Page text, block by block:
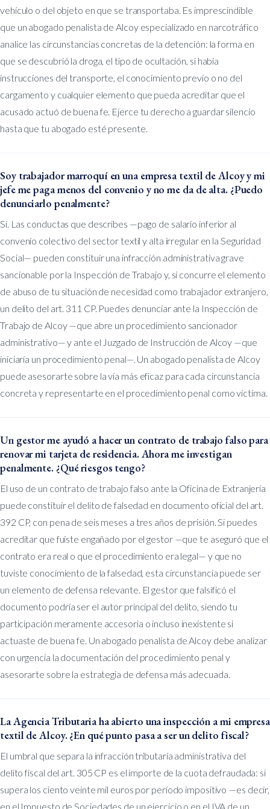
vehículo o del objeto en que se transportaba. Es imprescindible
que un abogado penalista de Alcoy especializado en narcotráfico
analice las circunstancias concretas de la detención: la forma en
que se descubrió la droga, el tipo de ocultación, si había
instrucciones del transporte, el conocimiento previo o no del
cargamento y cualquier elemento que pueda acreditar que el
acusado actuó de buena fe. Ejerce tu derecho a guardar silencio
hasta que tu abogado esté presente.
Soy trabajador marroquí en una empresa textil de Alcoy y mi
jefe me paga menos del convenio y no me da de alta. ¿Puedo
denunciarlo penalmente?
Sí. Las conductas que describes —pago de salario inferior al
convenio colectivo del sector textil y alta irregular en la Seguridad
Social— pueden constituir una infracción administrativa grave
sancionable por la Inspección de Trabajo y, si concurre el elemento
de abuso de tu situación de necesidad como trabajador extranjero,
un delito del art. 311 CP. Puedes denunciar ante la Inspección de
Trabajo de Alcoy —que abre un procedimiento sancionador
administrativo— y ante el Juzgado de Instrucción de Alcoy —que
iniciaría un procedimiento penal—. Un abogado penalista de Alcoy
puede asesorarte sobre la vía más eficaz para cada circunstancia
concreta y representarte en el procedimiento penal como víctima.
Un gestor me ayudó a hacer un contrato de trabajo falso para
renovar mi tarjeta de residencia. Ahora me investigan
penalmente. ¿Qué riesgos tengo?
El uso de un contrato de trabajo falso ante la Oficina de Extranjería
puede constituir el delito de falsedad en documento oficial del art.
392 CP, con pena de seis meses a tres años de prisión. Si puedes
acreditar que fuiste engañado por el gestor —que te aseguró que el
contrato era real o que el procedimiento era legal— y que no
tuviste conocimiento de la falsedad, esta circunstancia puede ser
un elemento de defensa relevante. El gestor que falsificó el
documento podría ser el autor principal del delito, siendo tu
participación meramente accesoria o incluso inexistente si
actuaste de buena fe. Un abogado penalista de Alcoy debe analizar
con urgencia la documentación del procedimiento penal y
asesorarte sobre la estrategia de defensa más adecuada.
La Agencia Tributaria ha abierto una inspección a mi empresa
textil de Alcoy. ¿En qué punto pasa a ser un delito fiscal?
El umbral que separa la infracción tributaria administrativa del
delito fiscal del art. 305 CP es el importe de la cuota defraudada: si
supera los ciento veinte mil euros por período impositivo —es decir,
en el Impuesto de Sociedades de un ejercicio o en el IVA de un